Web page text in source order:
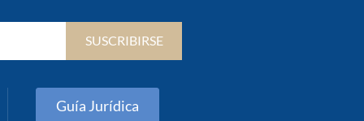
SUSCRIBIRSE
Guía Jurídica